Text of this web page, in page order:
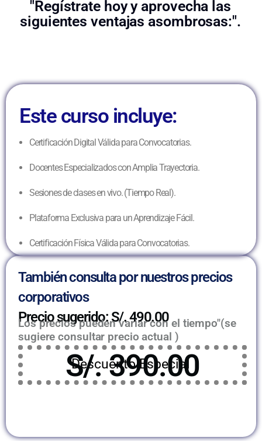
"Regístrate hoy y aprovecha las
siguientes ventajas asombrosas:".
Este curso incluye:
Certificación Digital Válida para Convocatorias.
Docentes Especializados con Amplia Trayectoria.
Sesiones de clases en vivo. (Tiempo Real).
Plataforma Exclusiva para un Aprendizaje Fácil.
Certificación Física Válida para Convocatorias.
También consulta por nuestros precios
corporativos
Precio sugerido: S/. 490.00
Los precios pueden variar con el tiempo"(se
sugiere consultar precio actual )
Descuento Especial
S/. 390.00